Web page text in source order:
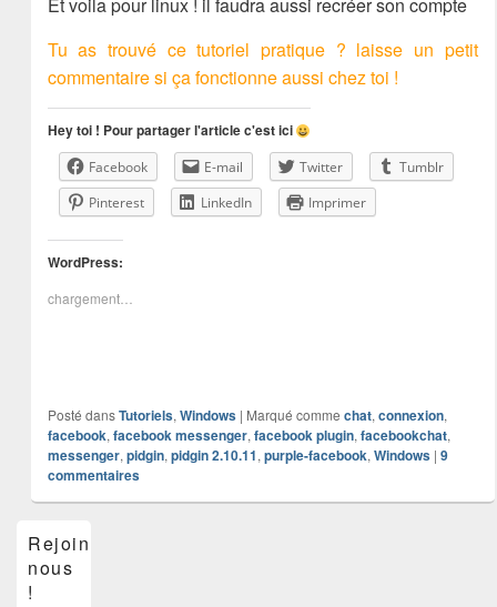
Et voila pour linux ! il faudra aussi recréer son compte
Tu as trouvé ce tutoriel pratique ? laisse un petit
commentaire si ça fonctionne aussi chez toi !
Hey toi ! Pour partager l'article c'est ici
Facebook E-mail Twitter
Tumblr
Pinterest
LinkedIn Imprimer
WordPress:
chargement…
Posté dans Tutoriels, Windows | Marqué comme chat, connexion,
facebook, facebook messenger, facebook plugin, facebookchat,
messenger, pidgin, pidgin 2.10.11, purple-facebook, Windows | 9
commentaires
principale
de
widget
Rejoins-
nous
!